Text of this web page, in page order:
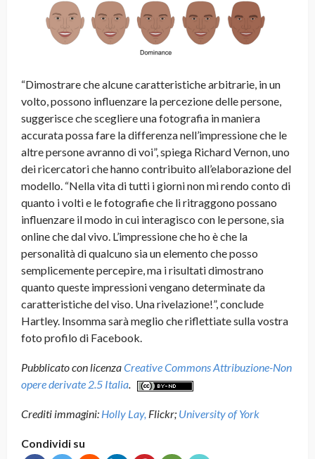
“Dimostrare che alcune caratteristiche arbitrarie, in un
volto, possono influenzare la percezione delle persone,
suggerisce che scegliere una fotografia in maniera
accurata possa fare la differenza nell’impressione che le
altre persone avranno di voi”, spiega Richard Vernon, uno
dei ricercatori che hanno contribuito all’elaborazione del
modello. “Nella vita di tutti i giorni non mi rendo conto di
quanto i volti e le fotografie che li ritraggono possano
influenzare il modo in cui interagisco con le persone, sia
online che dal vivo. L’impressione che ho è che la
personalità di qualcuno sia un elemento che posso
semplicemente percepire, ma i risultati dimostrano
quanto queste impressioni vengano determinate da
caratteristiche del viso. Una rivelazione!”, conclude
Hartley. Insomma sarà meglio che riflettiate sulla vostra
foto profilo di Facebook.
Pubblicato con licenzaCreative Commons Attribuzione-Non
opere derivate 2.5 Italia.
Crediti immagini: Holly Lay, Flickr; University of York
Condividi su